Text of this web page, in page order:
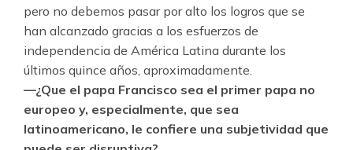
pero no debemos pasar por alto los logros que se
han alcanzado gracias a los esfuerzos de
independencia de América Latina durante los
últimos quince años, aproximadamente.
—¿Que el papa Francisco sea el primer papa no
europeo y, especialmente, que sea
latinoamericano, le confiere una subjetividad que